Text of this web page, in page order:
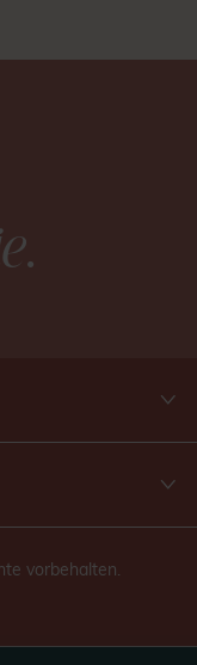
.
vorbehalten.